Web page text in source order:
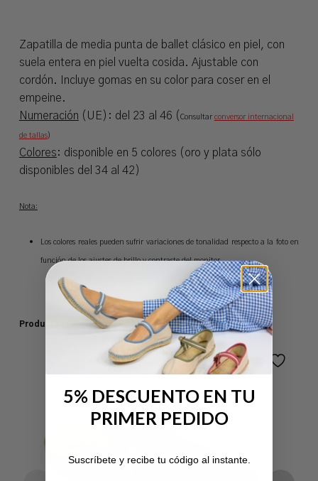
Zapatilla de media punta de ballet clásico en piel, con
suela entera en piel vuelta cosida. Ajustable con
cordón. Incluye gomas en su color para coser en el
empeine.
Numeración (UE): del 23 al 46 ( Consultar conversor internacional
de tallas)
Colores: disponible en 5 colores (oro y plata sólo
disponibles del 34 al 42)
Nota:
Los colores reales pueden sufrir variaciones de tonalidad respecto a la foto en
función de los ajustes de brillo y contraste del monitor.
Productos relacionados
5% DESCUENTO EN TU
PRIMER PEDIDO
Suscríbete y recibe tu código al instante.